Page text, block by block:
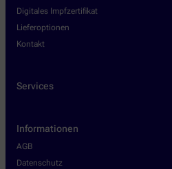
Digitales Impfzertifikat
Lieferoptionen
Kontakt
Services
Informationen
AGB
Datenschutz